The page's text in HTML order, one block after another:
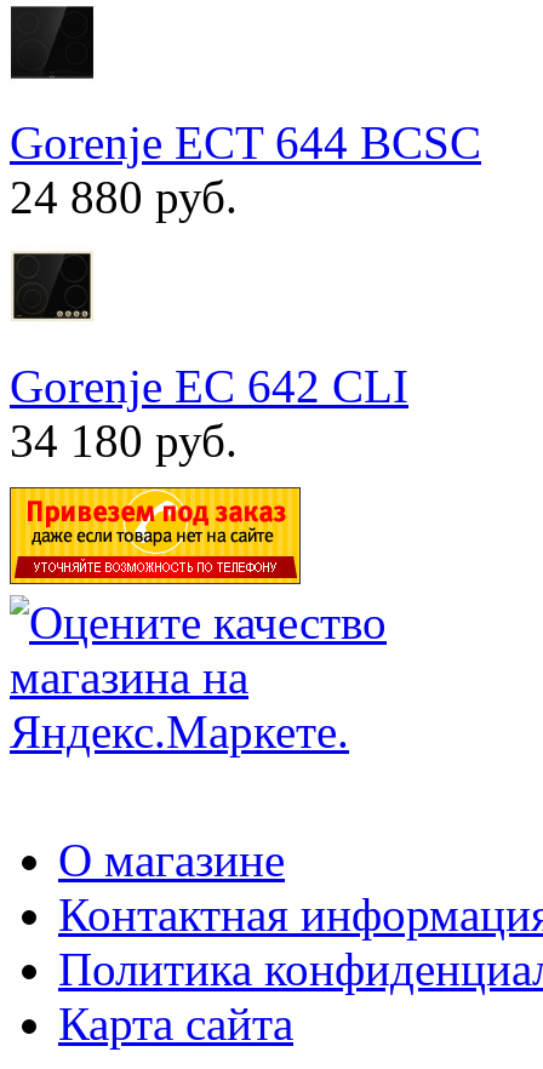
Gorenje ECT 644 BCSC
24 880 руб.
Gorenje EC 642 CLI
34 180 руб.
О магазине
Контактная
Политика
Карта сайта